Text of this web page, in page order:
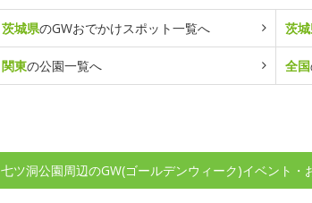
茨城県のGWおでかけスポット一覧へ 茨
関東の公園一覧へ 全国
七ツ洞公園周辺のGW(ゴールデンウィーク)イベント・